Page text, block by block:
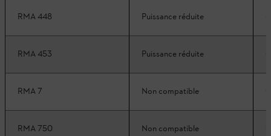
RMA 448 Puissance réduite
RMA 453 Puissance réduite
RMA 7 Non compatible
RMA 750 Non compatible